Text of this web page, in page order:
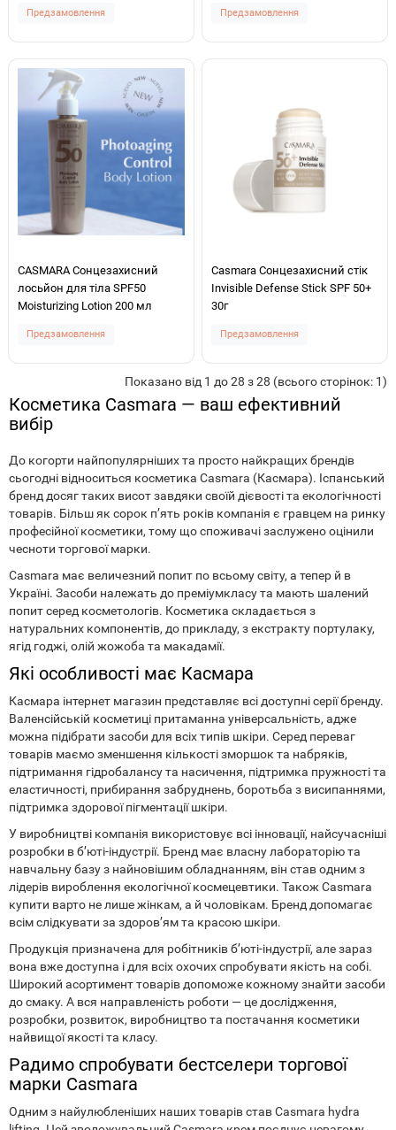
Предзамовлення Предзамовлення
CASMARA Сонцезахисний
лосьйон для тіла SPF50
Moisturizing Lotion 200 мл
Предзамовлення
Casmara Сонцезахисний стік
Invisible Defense Stick SPF 50+
30г
Предзамовлення
Показано від 1 до 28 з 28 (всього сторінок: 1)
Косметика Casmara — ваш ефективний
вибір
До когорти найпопулярніших та просто найкращих брендів
сьогодні відноситься косметика Casmara (Касмара). Іспанський
бренд досяг таких висот завдяки своїй дієвості та екологічності
товарів. Більш як сорок п’ять років компанія є гравцем на ринку
професійної косметики, тому що споживачі заслужено оцінили
чесноти торгової марки.
Casmara має величезний попит по всьому світу, а тепер й в
Україні. Засоби належать до преміумкласу та мають шалений
попит серед косметологів. Косметика складається з
натуральних компонентів, до прикладу, з екстракту портулаку,
ягід годжі, олій жожоба та макадамії.
Які особливості має Касмара
Касмара інтернет магазин представляє всі доступні серії бренду.
Валенсійській косметиці притаманна універсальність, адже
можна підібрати засоби для всіх типів шкіри. Серед переваг
товарів маємо зменшення кількості зморшок та набряків,
підтримання гідробалансу та насичення, підтримка пружності та
еластичності, прибирання забруднень, боротьба з висипаннями,
підтримка здорової пігментації шкіри.
У виробництві компанія використовує всі інновації, найсучасніші
розробки в б’юті-індустрії. Бренд має власну лабораторію та
навчальну базу з найновішим обладнанням, він став одним з
лідерів вироблення екологічної космецевтики. Також Casmara
купити варто не лише жінкам, а й чоловікам. Бренд допомагає
всім слідкувати за здоров’ям та красою шкіри.
Продукція призначена для робітників б’юті-індустрії, але зараз
вона вже доступна і для всіх охочих спробувати якість на собі.
Широкий асортимент товарів допоможе кожному знайти засоби
до смаку. А вся направленість роботи — це дослідження,
розробки, розвиток, виробництво та постачання косметики
найвищої якості та класу.
Радимо спробувати бестселери торгової
марки Casmara
Одним з найулюбленіших наших товарів став Casmara hydra